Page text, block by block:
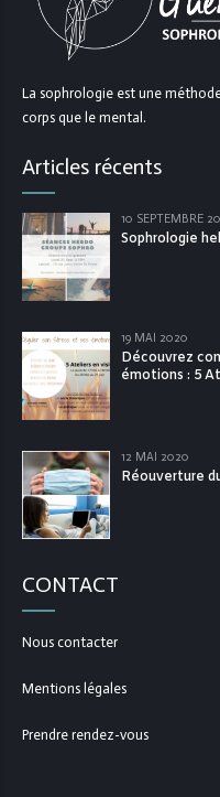
La sophrologie est une
corps que le mental.
Articles récents
10 SEPTEMBRE
Sophrologie
19 MAI 2020
Découvrez
émotions : 5
12 MAI 2020
Réouverture
CONTACT
Nous contacter
Mentions légales
Prendre rendez-vous